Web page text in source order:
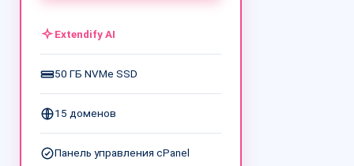
Extendify AI
50 ГБ NVMe SSD
15 доменов
Панель управления cPanel